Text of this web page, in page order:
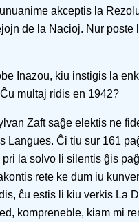
akceptis la
de la Nacioj. Nur
Inazou, kiu instigis la
multaj ridis en 1942?
Zaft saĝe elektis ne
Langues. Ĉi tiu sur 161
pri la solvo li silentis ĝis
rete ke dum iu
ĉu estis li kiu verkis La
kompreneble, kiam mi